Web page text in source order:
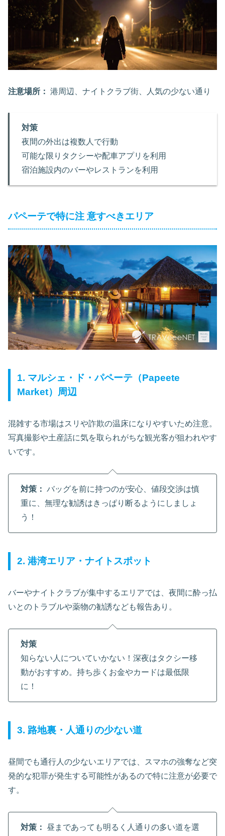
注意場所： 港周辺、ナイトクラブ街、人気の少ない通り
対策
夜間の外出は複数人で行動
可能な限りタクシーや配車アプリを利用
宿泊施設内のバーやレストランを利用
パペーテで特に注 意すべきエリア
1. マルシェ・ド・パペーテ（Papeete
Market）周辺
混雑する市場はスリや詐欺の温床になりやすいため注意。
写真撮影や土産話に気を取られがちな観光客が狙われやす
いです。
対策： バッグを前に持つのが安心、値段交渉は慎
重に、無理な勧誘はきっぱり断るようにしましょ
う！
2. 港湾エリア・ナイトスポット
バーやナイトクラブが集中するエリアでは、夜間に酔っ払
いとのトラブルや薬物の勧誘なども報告あり。
対策
知らない人についていかない！深夜はタクシー移
動がおすすめ。持ち歩くお金やカードは最低限
に！
3. 路地裏・人通りの少ない道
昼間でも通行人の少ないエリアでは、スマホの強奪など突
発的な犯罪が発生する可能性があるので特に注意が必要で
す。
対策： 昼まであっても明るく人通りの多い道を選